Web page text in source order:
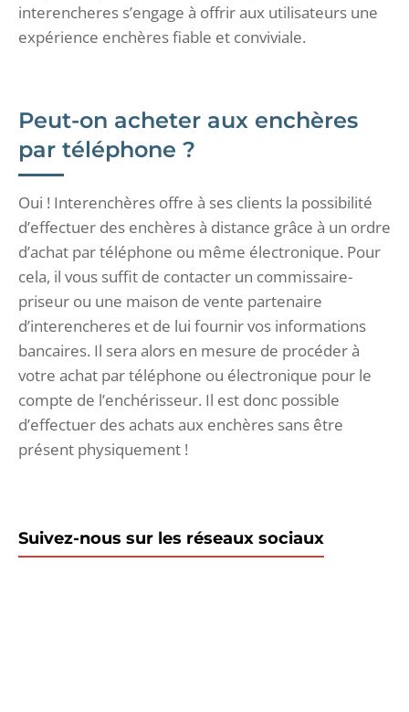
interencheres s’engage à offrir aux utilisateurs une
expérience enchères fiable et conviviale.
Peut-on acheter aux enchères
par téléphone ?
Oui ! Interenchères offre à ses clients la possibilité
d’effectuer des enchères à distance grâce à un ordre
d’achat par téléphone ou même électronique. Pour
cela, il vous suffit de contacter un commissaire-
priseur ou une maison de vente partenaire
d’interencheres et de lui fournir vos informations
bancaires. Il sera alors en mesure de procéder à
votre achat par téléphone ou électronique pour le
compte de l’enchérisseur. Il est donc possible
d’effectuer des achats aux enchères sans être
présent physiquement !
Suivez-nous sur les réseaux sociaux